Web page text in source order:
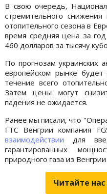
В свою очередь,
стремительного
отопительного сезона в
время средняя цена за
460 долларов за тысячу
По прогнозам украинских
европейском рынке будет
течение всего
Затем цены могут
падения не ожидается.
Ранее мы писали, что
ГТС Венгрии компания
взаимодействии для
гарантированных
природного газа из
Читайте